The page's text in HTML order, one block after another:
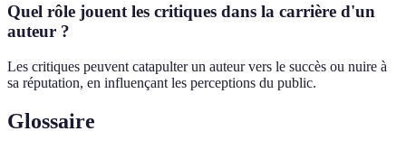
Quel rôle jouent les critiques dans la carrière d'un
auteur ?
Les critiques peuvent catapulter un auteur vers le succès ou nuire à
sa réputation, en influençant les perceptions du public.
Glossaire